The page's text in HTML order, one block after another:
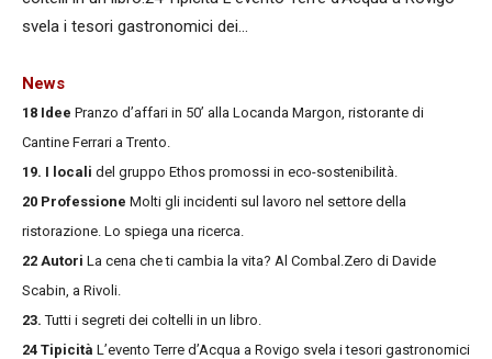
svela i tesori gastronomici dei…
News
18 Idee Pranzo d’affari in 50’ alla Locanda Margon, ristorante di
Cantine Ferrari a Trento.
19. I locali del gruppo Ethos promossi in eco-sostenibilità.
20 Professione Molti gli incidenti sul lavoro nel settore della
ristorazione. Lo spiega una ricerca.
22 Autori La cena che ti cambia la vita? Al Combal.Zero di Davide
Scabin, a Rivoli.
23. Tutti i segreti dei coltelli in un libro.
24 Tipicità L’evento Terre d’Acqua a Rovigo svela i tesori gastronomici